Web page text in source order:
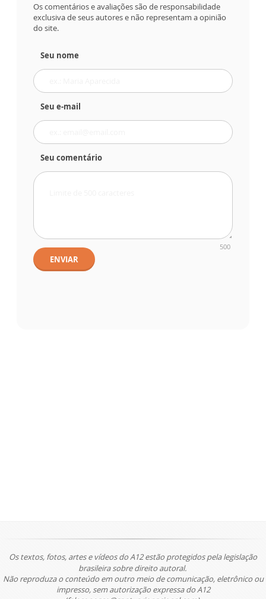
Os comentários e avaliações são de responsabilidade
exclusiva de seus autores e não representam a opinião
do site.
Seu nome
Seu e-mail
Seu comentário
500
ENVIAR
Os textos, fotos, artes e vídeos do A12 estão protegidos pela legislação
brasileira sobre direito autoral.
Não reproduza o conteúdo em outro meio de comunicação, eletrônico ou
impresso, sem autorização expressa do A12